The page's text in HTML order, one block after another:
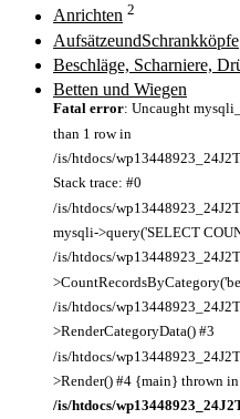
Anrichten 2
AufsätzeundSchrankköpfe
Beschläge, Scharniere,
Betten und Wiegen
Fatal error: Uncaught
than 1 row in
/is/htdocs/
Stack trace: #0
/is/htdocs/
mysqli->query('SELECT
/is/htdocs/
/is/htdocs/
>RenderCategoryData() #3
/is/htdocs/
>Render() #4 {main} thrown in
/is/htdocs/